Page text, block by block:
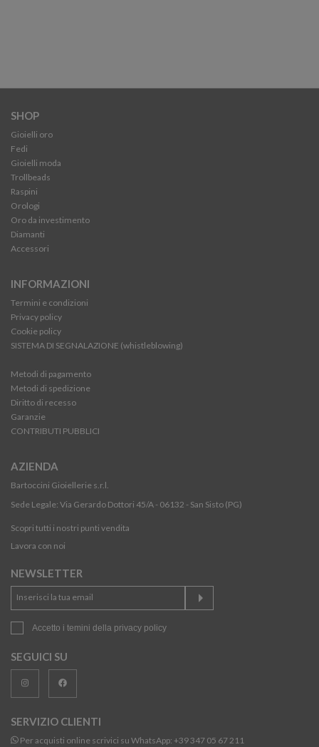
SHOP
Gioielli oro
Fedi
Gioielli moda
Trollbeads
Raspini
Orologi
Oro da investimento
Diamanti
Accessori
INFORMAZIONI
Termini e condizioni
Privacy policy
Cookie policy
SISTEMA DI SEGNALAZIONE (whistleblowing)
Metodi di pagamento
Metodi di spedizione
Diritto di recesso
Garanzie
CONTRIBUTI PUBBLICI
AZIENDA
Bartoccini Gioiellerie s.r.l.
Sede Legale: Via Gerardo Dottori 45/A - 06132 - San Sisto (PG)
Scopri tutti i nostri punti vendita
Lavora con noi
NEWSLETTER
Accetto i temini della privacy policy
SEGUICI SU
SERVIZIO CLIENTI
Per acquisti online scrivici su WhatsApp: +39 347 05 67 211